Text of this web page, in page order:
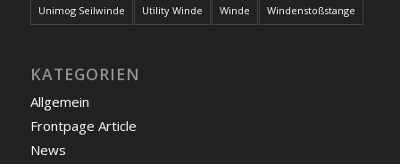
Unimog Seilwinde Utility Winde Winde Windenstoßstange
KATEGORIEN
Allgemein
Frontpage Article
News